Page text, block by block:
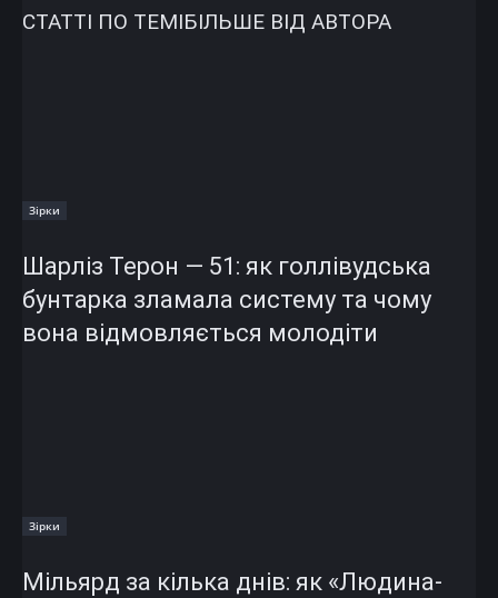
СТАТТІ ПО ТЕМІБІЛЬШЕ ВІД АВТОРА
Зірки
Шарліз Терон — 51: як голлівудська
бунтарка зламала систему та чому
вона відмовляється молодіти
Зірки
Мільярд за кілька днів: як «Людина-